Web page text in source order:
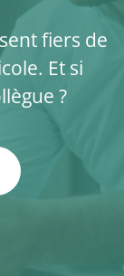
fiers de
Et si
?